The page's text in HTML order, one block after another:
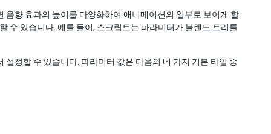
음향 효과의 높이를 다양화하여 애니메이션의 일부로 보이게 할
수 있습니다. 예를 들어, 스크립트는 파라미터가 블렌드 트리를
정할 수 있습니다. 파라미터 값은 다음의 네 가지 기본 타입 중